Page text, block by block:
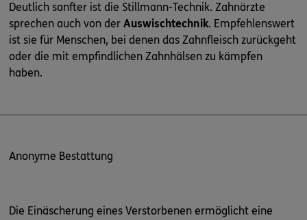
Deutlich sanfter ist die Stillmann-Technik. Zahnärzte
sprechen auch von der Auswischtechnik. Empfehlenswert
ist sie für Menschen, bei denen das Zahnfleisch zurückgeht
oder die mit empfindlichen Zahnhälsen zu kämpfen
haben.
Anonyme Bestattung
Die Einäscherung eines Verstorbenen ermöglicht eine